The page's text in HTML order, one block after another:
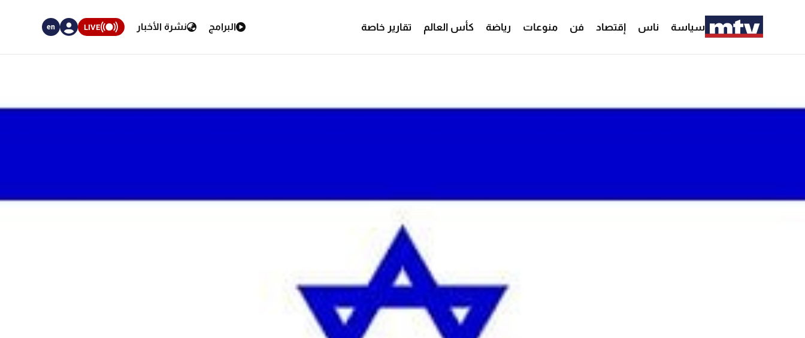
سياسة ناس إقتصاد فن منوعات رياضة كأس العالم تقارير خاصة البرامج نشرة الأخبار LIVE
en